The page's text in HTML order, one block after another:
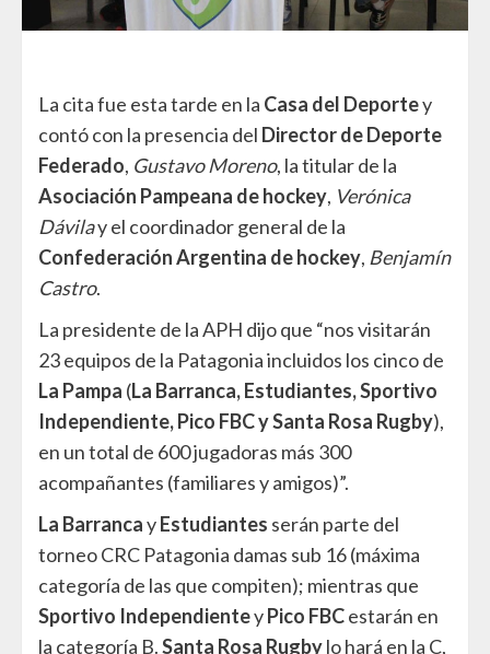
La cita fue esta tarde en la Casa del Deportey
contó con la presencia del Director de Deporte
Federado, Gustavo Moreno, la titular de la
Asociación Pampeana de hockey, Verónica
Dávilay el coordinador general de la
Confederación Argentina de hockey, Benjamín
Castro.
La presidente de la APH dijo que “nos visitarán
23 equipos de la Patagonia incluidos los cinco de
La Pampa (La Barranca, Estudiantes, Sportivo
Independiente, Pico FBC y Santa Rosa Rugby),
en un total de 600 jugadoras más 300
acompañantes (familiares y amigos)”.
La BarrancayEstudiantes serán parte del
torneo CRC Patagonia damas sub 16 (máxima
categoría de las que compiten); mientras que
Sportivo IndependienteyPico FBCestarán en
la categoría B.Santa Rosa Rugbylo hará en la C,